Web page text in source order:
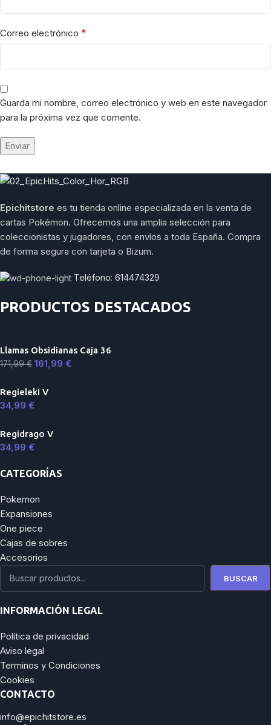
Correo electrónico *
Guarda mi nombre, correo electrónico y web en este navegador
para la próxima vez que comente.
Epichitstore es tu tienda online especializada en la venta de
cartas Pokémon. Ofrecemos una amplia selección para
coleccionistas y jugadores, con envíos a toda España. Compra
de forma segura con tarjeta o Bizum.
Teléfono: 614474329
PRODUCTOS DESTACADOS
Llamas Obsidianas Caja 36
171,99€ 161,99 €
Regieleki V
34,99 €
Regidrago V
34,99 €
CATEGORÍAS
Pokemon
Expansiones
One piece
Cajas de sobres
Accesorios
BUSCAR
INFORMACIÓN LEGAL
Política de privacidad
Aviso legal
Terminos y Condiciones
Cookies
CONTACTO
info@epichitstore.es